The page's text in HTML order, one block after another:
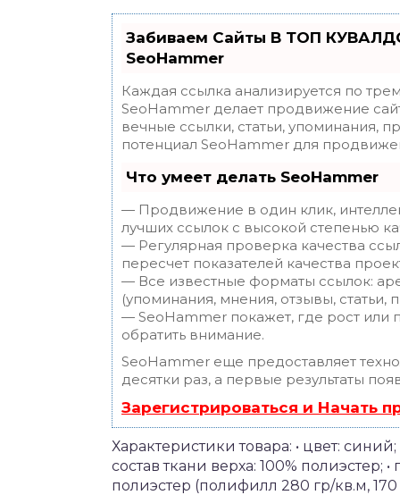
Забиваем Сайты В ТОП
SeoHammer
Каждая ссылка анализируется по
SeoHammer делает продвижение
вечные ссылки, статьи, упоминания,
потенциал SeoHammer для
Что умеет делать SeoHammer
— Продвижение в один клик,
лучших ссылок с высокой степенью
— Регулярная проверка качества
пересчет показателей качества
— Все известные форматы ссылок:
(упоминания, мнения, отзывы, статьи,
— SeoHammer покажет, где рост или
обратить внимание.
SeoHammer еще предоставляет
десятки раз, а первые результаты
Зарегистрироваться и Начать
Характеристики товара: • цвет:
состав ткани верха: 100% полиэстер;
полиэстер (полифилл 280 гр/кв.м, 170